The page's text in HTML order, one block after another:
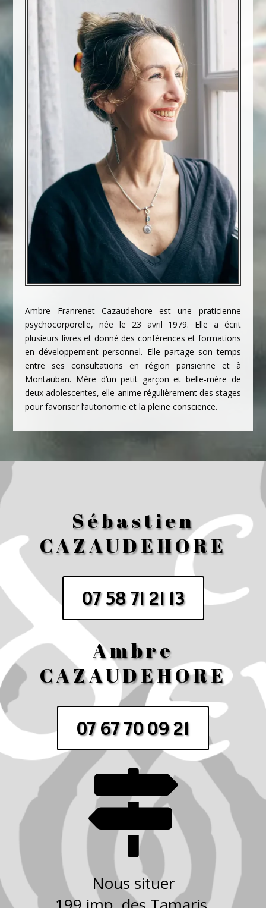
Ambre Franrenet Cazaudehore est une praticienne
psychocorporelle,née le 23 avril 1979. Elle a écrit
plusieurs livres et donné des conférences et formations
en développement personnel. Elle partage son temps
entre ses consultations en région parisienne et à
Montauban. Mère d’un petit garçon et belle-mère de
deux adolescentes, elle anime régulièrement des stages
pour favoriser l’autonomie et la pleine conscience.
Sébastien
CAZAUDEHORE
07 58 71 21 13
Ambre
CAZAUDEHORE
07 67 70 09 21

Nous situer